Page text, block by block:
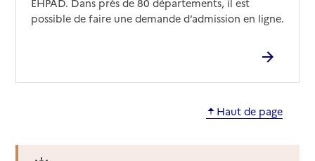
possible de faire une demande d’admission en ligne.
Haut de page